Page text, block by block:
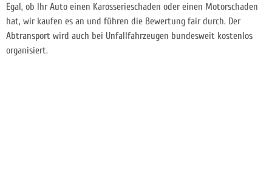
Egal, ob Ihr Auto einen Karosserieschaden oder einen Motorschaden
hat, wir kaufen es an und führen die Bewertung fair durch. Der
Abtransport wird auch bei Unfallfahrzeugen bundesweit kostenlos
organisiert.